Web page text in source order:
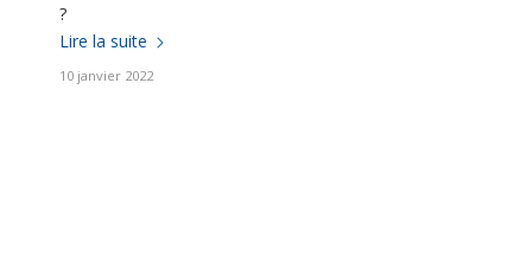
?
Lire la suite
10 janvier 2022